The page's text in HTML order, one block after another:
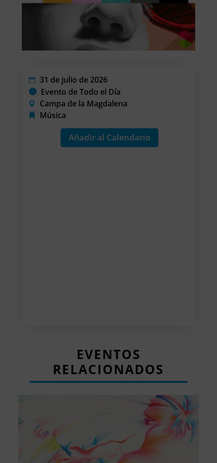
31 de julio de 2026
Evento de Todo el Día
Campa de la Magdalena
Música
Añadir al Calendario
EVENTOS
RELACIONADOS